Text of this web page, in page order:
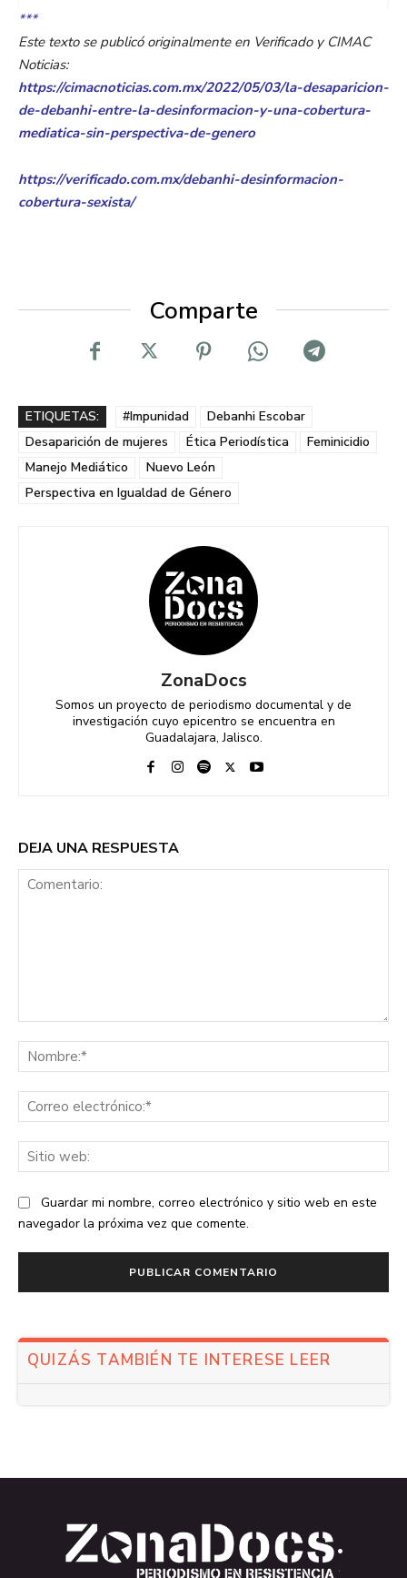
***
Este texto se publicó originalmente en Verificado y CIMAC
Noticias:
https://cimacnoticias.com.mx/2022/05/03/la-desaparicion-
de-debanhi-entre-la-desinformacion-y-una-cobertura-
mediatica-sin-perspectiva-de-genero
https://verificado.com.mx/debanhi-desinformacion-
cobertura-sexista/
Comparte
ETIQUETAS: #Impunidad
Debanhi Escobar
Desaparición de mujeres
Ética Periodística
Feminicidio
Manejo Mediático
Nuevo León
Perspectiva en Igualdad de Género
ZonaDocs
Somos un proyecto de periodismo documental y de
investigación cuyo epicentro se encuentra en
Guadalajara, Jalisco.
DEJA UNA RESPUESTA
Guardar mi nombre, correo electrónico y sitio web en este
navegador la próxima vez que comente.
QUIZÁS TAMBIÉN TE INTERESE LEER
.
.